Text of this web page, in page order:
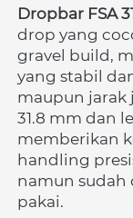
Dropbar FSA
drop yang
gravel build,
yang stabil
maupun jarak
31.8 mm dan
memberikan
handling
namun sudah
pakai.